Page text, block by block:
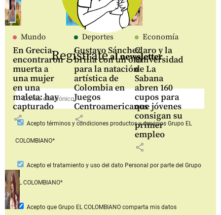
Mundo
En Grecia
encontraron
muerta a
una mujer
en una
maleta: hay
capturado
share
Deportes
Gustavo Sánchez
brilla con un oro
para la natación
artística de
Colombia en
Juegos
Centroamericanos
share
Economía
Claro y la
Universidad
de La
Sabana
abren 160
cupos para
que jóvenes
consigan su
primer
empleo
share
Regístrateal newsletter
Aceptotérminos y condiciones productos y serviciosGrupo EL
COLOMBIANO*
Acepto el tratamiento y uso del dato Personal por parte del Grupo
EL COLOMBIANO*
Acepto que Grupo EL COLOMBIANOcomparta mis datos